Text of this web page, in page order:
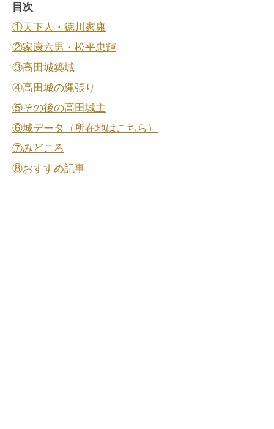
目次
①天下人・徳川家康
②家康六男・松平忠輝
③高田城築城
④高田城の縄張り
⑤その後の高田城主
⑥城データ（所在地はこちら）
⑦みどころ
⑧おすすめ記事